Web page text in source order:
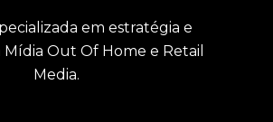
em estratégia e
Out Of Home e Retail
Media.